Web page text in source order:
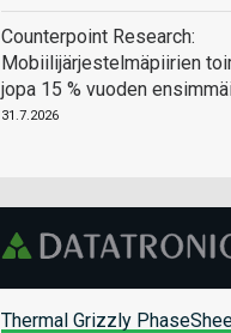
Counterpoint Research:
Mobiilijärjestelmäpiirien
jopa 15 % vuoden
31.7.2026
Thermal Grizzly